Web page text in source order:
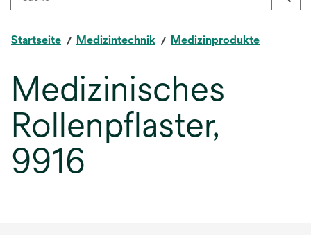
Startseite Medizintechnik Medizinprodukte
Medizinisches
Rollenpflaster,
9916